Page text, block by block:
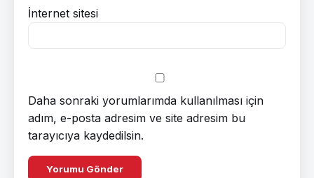
İnternet sitesi
Daha sonraki yorumlarımda kullanılması için
adım, e-posta adresim ve site adresim bu
tarayıcıya kaydedilsin.